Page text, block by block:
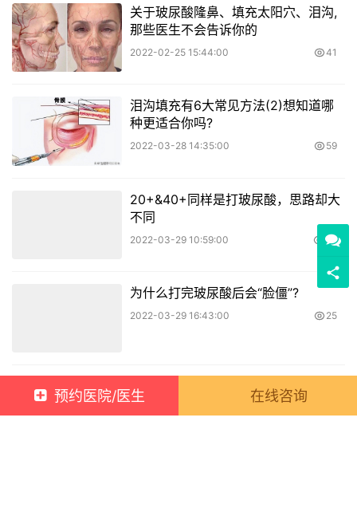
关于玻尿酸隆鼻、填充太阳穴、泪沟,
那些医生不会告诉你的
2022-02-25 15:44:00 41
泪沟填充有6大常见方法(2)想知道哪
种更适合你吗?
2022-03-28 14:35:00 59
20+&40+同样是打玻尿酸，思路却大
不同
2022-03-29 10:59:00 23
为什么打完玻尿酸后会“脸僵”?
2022-03-29 16:43:00 25
瘦脸注射国产pick进口，怎么选择
预约医院/医生 在线咨询